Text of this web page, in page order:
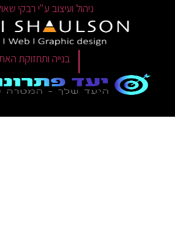
ניהול ועיצוב ע"י רבקי
| בנייה ותחזוקת